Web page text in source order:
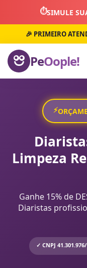
⏱️SIMULE
🎉 PRIMEIRO
PeOople!
⚡
Limpeza
Ganhe 15% de
Diaristas
✓ CNPJ